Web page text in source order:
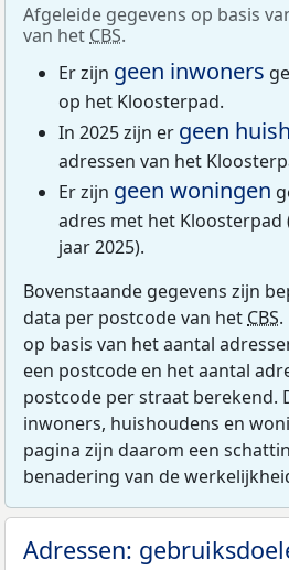
Afgeleide gegevens op basis
van het CBS.
Er zijn geen inwoners
op het Kloosterpad.
In 2025 zijn er geen
adressen van het
Er zijn geen woningen
adres met het Kloosterpad
jaar 2025).
Bovenstaande gegevens zijn
data per postcode van het CBS
op basis van het aantal
een postcode en het aantal
postcode per straat berekend.
inwoners, huishoudens en
pagina zijn daarom een
benadering van de
Adressen: